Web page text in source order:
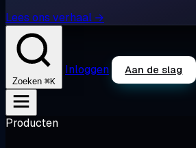
Lees ons verhaal →
Zoeken ⌘K
Inloggen Aan de slag
Producten